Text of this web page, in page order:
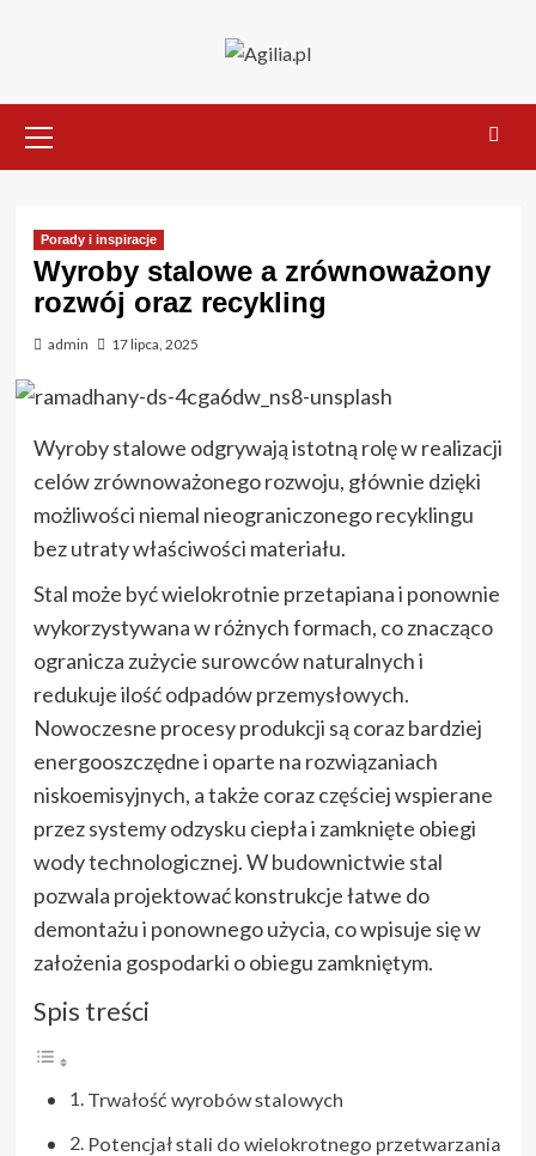
Menu
Porady i inspiracje
Wyroby stalowe a zrównoważony
rozwój oraz recykling
admin 17 lipca, 2025
Wyroby stalowe odgrywają istotną rolę w realizacji
celów zrównoważonego rozwoju, głównie dzięki
możliwości niemal nieograniczonego recyklingu
bez utraty właściwości materiału.
Stal może być wielokrotnie przetapiana i ponownie
wykorzystywana w różnych formach, co znacząco
ogranicza zużycie surowców naturalnych i
redukuje ilość odpadów przemysłowych.
Nowoczesne procesy produkcji są coraz bardziej
energooszczędne i oparte na rozwiązaniach
niskoemisyjnych, a także coraz częściej wspierane
przez systemy odzysku ciepła i zamknięte obiegi
wody technologicznej. W budownictwie stal
pozwala projektować konstrukcje łatwe do
demontażu i ponownego użycia, co wpisuje się w
założenia gospodarki o obiegu zamkniętym.
Spis treści
Trwałość wyrobów stalowych
Potencjał stali do wielokrotnego przetwarzania